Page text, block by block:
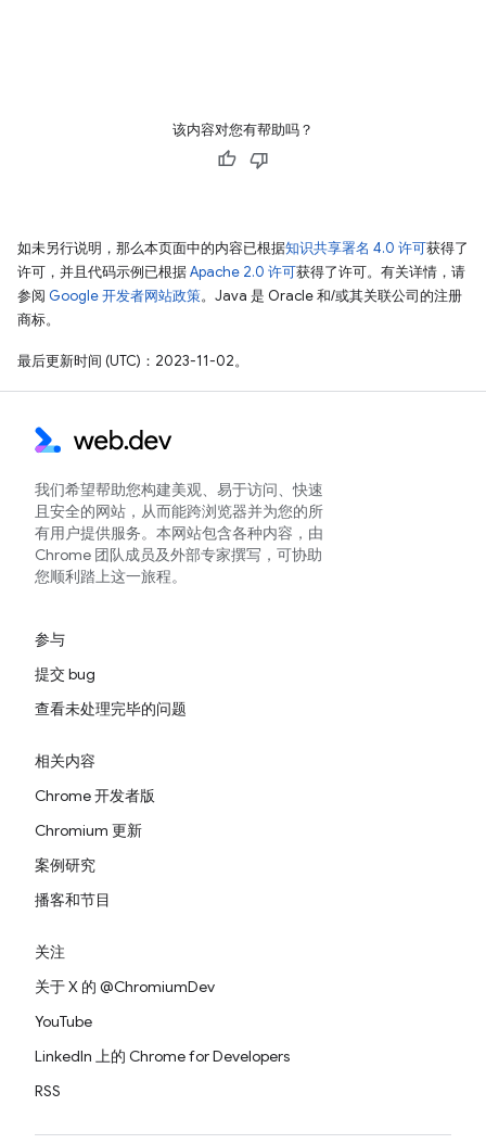
该内容对您有帮助吗？
如未另行说明，那么本页面中的内容已根据知识共享署名 4.0 许可获得了
许可，并且代码示例已根据Apache 2.0 许可获得了许可。有关详情，请
参阅 Google 开发者网站政策。Java 是 Oracle 和/或其关联公司的注册
商标。
最后更新时间 (UTC)：2023-11-02。
我们希望帮助您构建美观、易于访问、快速
且安全的网站，从而能跨浏览器并为您的所
有用户提供服务。本网站包含各种内容，由
Chrome 团队成员及外部专家撰写，可协助
您顺利踏上这一旅程。
参与
提交 bug
查看未处理完毕的问题
相关内容
Chrome 开发者版
Chromium 更新
案例研究
播客和节目
关注
关于 X 的 @ChromiumDev
YouTube
LinkedIn 上的 Chrome for Developers
RSS